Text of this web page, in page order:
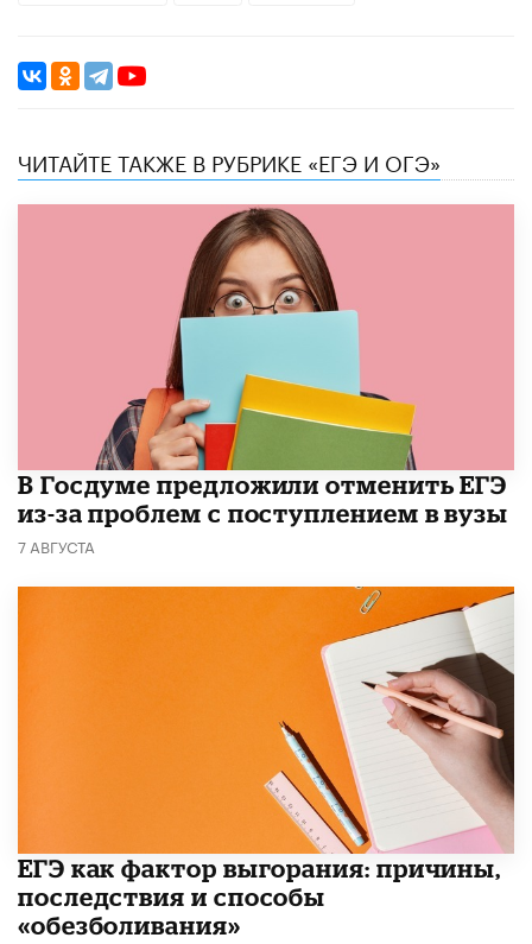
ЧИТАЙТЕ ТАКЖЕ В РУБРИКЕ «ЕГЭ И ОГЭ»
В Госдуме предложили отменить ЕГЭ
из-за проблем с поступлением в вузы
7 АВГУСТА
​ЕГЭ как фактор выгорания: причины,
последствия и способы
«обезболивания»